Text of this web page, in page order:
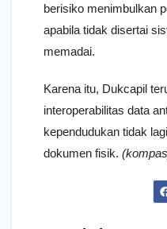
berisiko menimbulkan
apabila tidak disertai
memadai.
Karena itu, Dukcapil
interoperabilitas data
kependudukan tidak
dokumen fisik.